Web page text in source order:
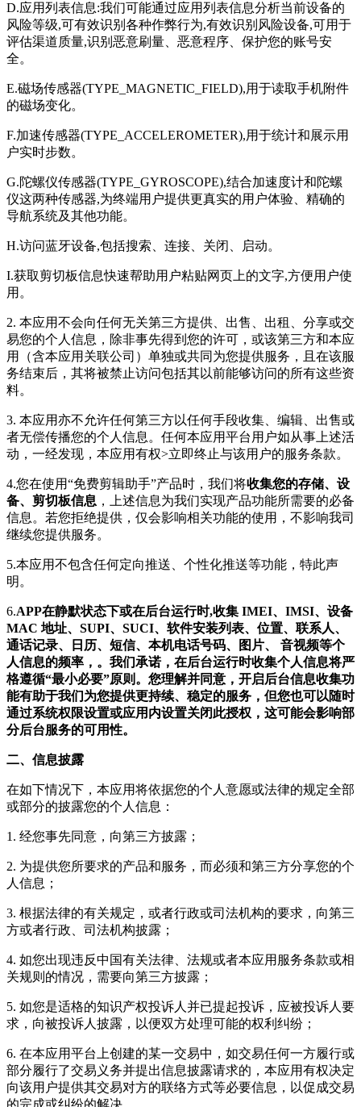
D.应用列表信息:我们可能通过应用列表信息分析当前设备的
风险等级,可有效识别各种作弊行为,有效识别风险设备,可用于
评估渠道质量,识别恶意刷量、恶意程序、保护您的账号安
全。
E.磁场传感器(TYPE_MAGNETIC_FIELD),用于读取手机附件
的磁场变化。
F.加速传感器(TYPE_ACCELEROMETER),用于统计和展示用
户实时步数。
G.陀螺仪传感器(TYPE_GYROSCOPE),结合加速度计和陀螺
仪这两种传感器,为终端用户提供更真实的用户体验、精确的
导航系统及其他功能。
H.访问蓝牙设备,包括搜索、连接、关闭、启动。
I.获取剪切板信息快速帮助用户粘贴网页上的文字,方便用户使
用。
2. 本应用不会向任何无关第三方提供、出售、出租、分享或交
易您的个人信息，除非事先得到您的许可，或该第三方和本应
用（含本应用关联公司）单独或共同为您提供服务，且在该服
务结束后，其将被禁止访问包括其以前能够访问的所有这些资
料。
3. 本应用亦不允许任何第三方以任何手段收集、编辑、出售或
者无偿传播您的个人信息。任何本应用平台用户如从事上述活
动，一经发现，本应用有权>立即终止与该用户的服务条款。
4.您在使用“免费剪辑助手”产品时，我们将收集您的存储、设
备、剪切板信息 ，上述信息为我们实现产品功能所需要的必备
信息。若您拒绝提供，仅会影响相关功能的使用，不影响我司
继续您提供服务。
5.本应用不包含任何定向推送、个性化推送等功能，特此声
明。
6.APP在静默状态下或在后台运行时,收集 IMEI、IMSI、设备
MAC 地址、SUPI、SUCI、软件安装列表、位置、联系人、
通话记录、日历、短信、本机电话号码、图片、 音视频等个
人信息的频率，。我们承诺，在后台运行时收集个人信息将严
格遵循“最小必要”原则。您理解并同意，开启后台信息收集功
能有助于我们为您提供更持续、稳定的服务，但您也可以随时
通过系统权限设置或应用内设置关闭此授权，这可能会影响部
分后台服务的可用性。
二、信息披露
在如下情况下，本应用将依据您的个人意愿或法律的规定全部
或部分的披露您的个人信息：
1. 经您事先同意，向第三方披露；
2. 为提供您所要求的产品和服务，而必须和第三方分享您的个
人信息；
3. 根据法律的有关规定，或者行政或司法机构的要求，向第三
方或者行政、司法机构披露；
4. 如您出现违反中国有关法律、法规或者本应用服务条款或相
关规则的情况，需要向第三方披露；
5. 如您是适格的知识产权投诉人并已提起投诉，应被投诉人要
求，向被投诉人披露，以便双方处理可能的权利纠纷；
6. 在本应用平台上创建的某一交易中，如交易任何一方履行或
部分履行了交易义务并提出信息披露请求的，本应用有权决定
向该用户提供其交易对方的联络方式等必要信息，以促成交易
的完成或纠纷的解决。